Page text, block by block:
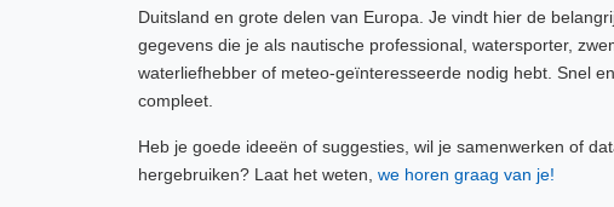
Duitsland en grote delen van Europa. Je vindt hier de
gegevens die je als nautische professional, watersporter,
waterliefhebber of meteo-geïnteresseerde nodig hebt. Snel en
compleet.
Heb je goede ideeën of suggesties, wil je samenwerken of
hergebruiken? Laat het weten, we horen graag van je!